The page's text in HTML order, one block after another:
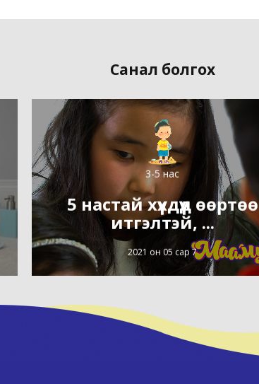
Санал болгох
3-5 нас
5 настай хүүхдүүд өөртөө
итгэлтэй, ...
2021 он 05 сар 7